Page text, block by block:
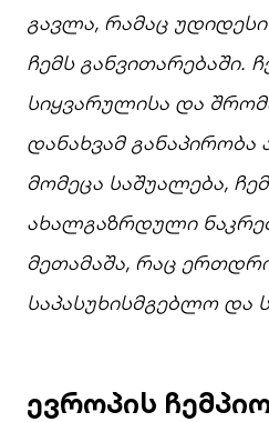
გავლა, რამაც უდიდესი
ჩემს განვითარებაში.
სიყვარულისა და
დანახვამ განაპირობა
მომეცა საშუალება,
ახალგაზრდული
მეთამაშა, რაც
საპასუხისმგებლო და
ევროპის